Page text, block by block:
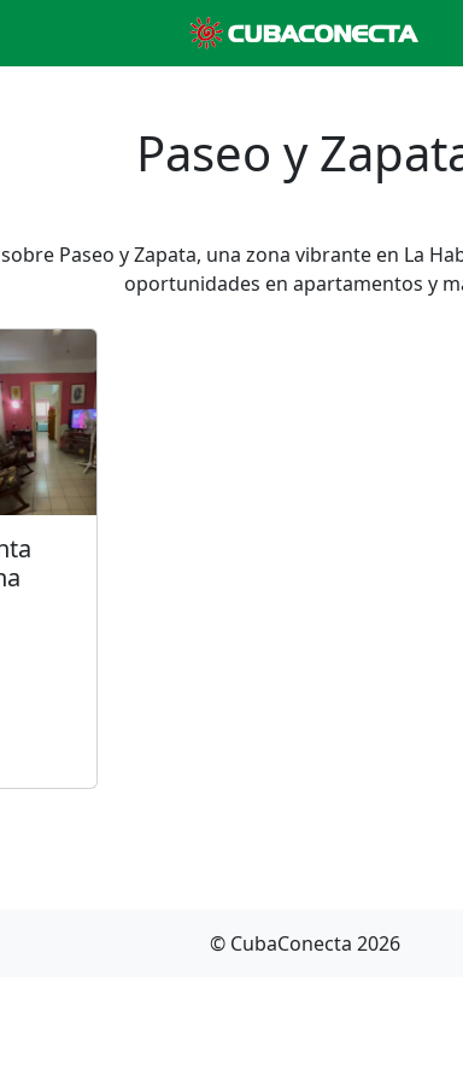
Paseo y
Paseo y Zapata, una zona vibrante en La
oportunidades en apartamentos y
© CubaConecta 2026